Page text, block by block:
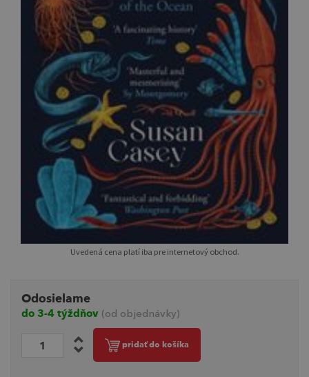
Uvedená cena platí iba pre internetový obchod.
Odosielame
do 3-4 týždňov (od objednávky)
pridať do košíka